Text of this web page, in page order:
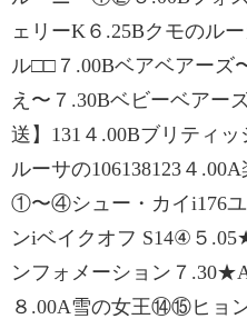
ェリーK６.25Bクモのル
ル□□７.00Bベアベアーズ
え〜７.30Bベビーベアー
送】131４.00Bブリティ
ルーサの106138123４
①〜④シュー・カイi176
ンiベイクオフ S14④５
ンフォメーション７
８.00A雪の女王⑭⑮ヒョ